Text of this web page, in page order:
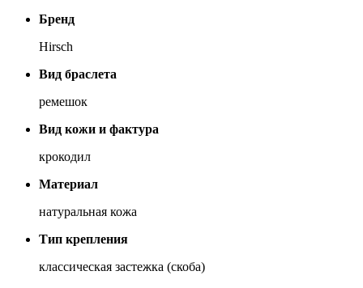
Бренд
Hirsch
Вид браслета
ремешок
Вид кожи и фактура
крокодил
Материал
натуральная кожа
Тип крепления
классическая застежка (скоба)